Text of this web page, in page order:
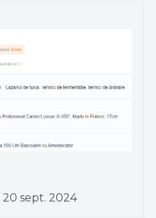
20 sept. 2024